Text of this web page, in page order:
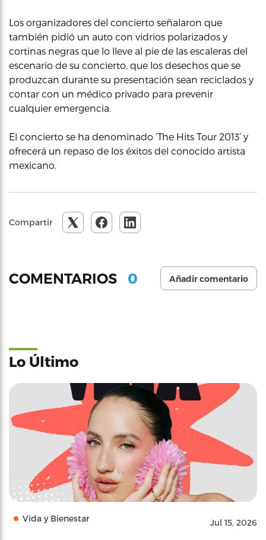
Los organizadores del concierto señalaron que
también pidió un auto con vidrios polarizados y
cortinas negras que lo lleve al pie de las escaleras del
escenario de su concierto, que los desechos que se
produzcan durante su presentación sean reciclados y
contar con un médico privado para prevenir
cualquier emergencia.
El concierto se ha denominado ‘The Hits Tour 2013’ y
ofrecerá un repaso de los éxitos del conocido artista
mexicano.
Compartir
COMENTARIOS 0 Añadir comentario
Lo Último
Vida y Bienestar Jul 15, 2026